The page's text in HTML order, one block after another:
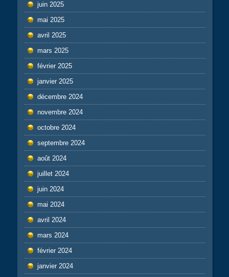
juin 2025
mai 2025
avril 2025
mars 2025
février 2025
janvier 2025
décembre 2024
novembre 2024
octobre 2024
septembre 2024
août 2024
juillet 2024
juin 2024
mai 2024
avril 2024
mars 2024
février 2024
janvier 2024